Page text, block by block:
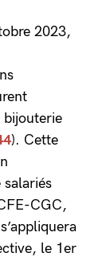
2023,
bijouterie
). Cette
salariés
CGC,
le 1er